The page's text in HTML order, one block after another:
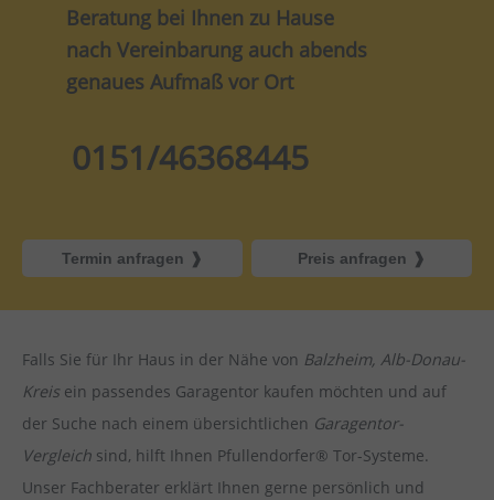
Beratung bei Ihnen zu Hause
nach Vereinbarung auch abends
genaues Aufmaß vor Ort
0151/46368445
Termin anfragen Preis anfragen
Falls Sie für Ihr Haus in der Nähe von Balzheim, Alb-Donau-
Kreis ein passendes Garagentor kaufen möchten und auf
der Suche nach einem übersichtlichen Garagentor-
Vergleich sind, hilft Ihnen Pfullendorfer® Tor-Systeme.
Unser Fachberater erklärt Ihnen gerne persönlich und